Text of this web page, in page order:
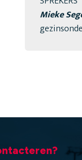
Mieke